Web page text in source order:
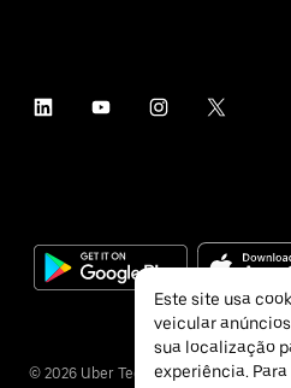
© 2026 Uber Technologies Inc.
Este site usa
veicular
sua localização
experiência.